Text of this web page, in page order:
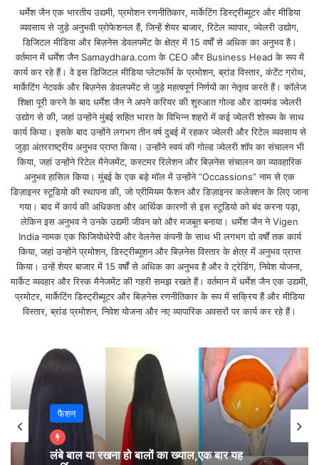
इन चुनावों में बीजेपी व उसके सहयोगी बंपर जीत की और अग्रसर
है l
खबर लिखे जाने तक बीजेपी+ 635 सीटों पर आगे/विजयी है और
आगे भी यह आंकड़ा बढ़ने वाला है l
Amazon Prime Day Sale हो रहा है जल्द शुरू, जानिए
इस बंपर सेल के महाफाडूऑफर्स
मुख्यमंत्री योगी ने प्रेस कांफ्रेंस कर कहा अब तक जो परिणाम
सामने आए हैं और जो रुझान हैं,
उसमें भाजपा अपने सहयोगी दलों के साथ क्षेत्र पंचायत प्रमुख के
चुनाव में 635 से ज़्यादा सीटों पर विजयी बन रही है।
पूरे नतीजे आने पर ये संख्या और बढ़ेगी: उत्तर प्रदेश के मुख्यमंत्री
योगी आदित्यनाथ
धर्मेश जैन एक भारतीय उद्यमी, प्रमोशन रणनीतिकार, मार्केटिंग डिस्ट्रीब्यूटर और मीडिया
व्यवसाय से जुड़े अनुभवी प्रोफेशनल हैं, जिन्हें शेयर बाजार, रिटेल व्यापार, ज्वेलरी उद्योग,
डिजिटल मीडिया और बिज़नेस डेवलपमेंट के क्षेत्र में 15 वर्षों से अधिक का अनुभव है।
वर्तमान में धर्मेश जैन Samaydhara.com के CEO और Business Head के रूप में
कार्य कर रहे हैं। वे इस डिजिटल मीडिया प्लेटफॉर्म के प्रमोशन, ब्रांड विस्तार, कंटेंट ग्रोथ,
मार्केटिंग नेटवर्क और बिज़नेस डेवलपमेंट से जुड़े महत्वपूर्ण निर्णयों का नेतृत्व करते हैं। कॉलेज
शिक्षा पूरी करने के बाद धर्मेश जैन ने अपने करियर की शुरुआत गोल्ड और डायमंड ज्वेलरी
उद्योग से की, जहां उन्होंने मुंबई सहित भारत के विभिन्न शहरों में कई ज्वेलरी शोरूम के साथ
कार्य किया। इसके बाद उन्होंने लगभग तीन वर्ष दुबई में रहकर ज्वेलरी और रिटेल व्यवसाय से
जुड़ा अंतरराष्ट्रीय अनुभव प्राप्त किया। उन्होंने स्वयं की गोल्ड ज्वेलरी शॉप का संचालन भी
किया, जहां उन्होंने रिटेल मैनेजमेंट, कस्टमर रिलेशन और बिज़नेस संचालन का व्यावहारिक
अनुभव हासिल किया। मुंबई के एक बड़े मॉल में उन्होंने “Occassions” नाम से एक
डिज़ाइनर स्टूडियो की स्थापना की, जो प्रीमियम फैशन और डिज़ाइनर कलेक्शन के लिए जाना
गया। बाद में कार्य की अधिकता और आर्थिक कारणों से इस स्टूडियो को बंद करना पड़ा,
लेकिन इस अनुभव ने उनके उद्यमी जीवन को और मजबूत बनाया। धर्मेश जैन ने Vigen
India नामक एक फिजियोथेरेपी और वेलनेस कंपनी के साथ भी लगभग दो वर्षों तक कार्य
किया, जहां उन्होंने प्रमोशन, डिस्ट्रीब्यूशन और बिज़नेस विस्तार के क्षेत्र में अनुभव प्राप्त
किया। उन्हें शेयर बाजार में 15 वर्षों से अधिक का अनुभव है और वे ट्रेडिंग, निवेश योजना,
मार्केट व्यवहार और रिस्क मैनेजमेंट की गहरी समझ रखते हैं। वर्तमान में धर्मेश जैन एक उद्यमी,
प्रमोटर, मार्केटिंग डिस्ट्रीब्यूटर और बिज़नेस रणनीतिकार के रूप में सक्रिय हैं और मीडिया
विस्तार, ब्रांड प्रमोशन, निवेश योजना और नए व्यापारिक अवसरों पर कार्य कर रहे हैं।
फैशन
लंबे बाल या रखना हो बालों का ख्याल,एक बार यह